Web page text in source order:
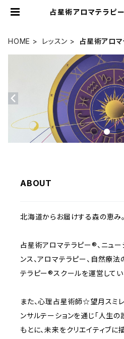
占星術アロマテラピ
HOME レッスン 占星術アロ
ABOUT
北海道からお届けする森の恵み。
占星術アロマテラピー®︎、ニュー
ンス、アロマテラピー、自然療
テラピー®スクールを運営してい
また、心理占星術師☆望月スミレ
ンサルテーションを通じ「人生
もとに、未来をクリエイティブに